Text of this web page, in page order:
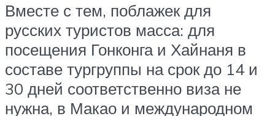
Вместе с тем, поблажек для
русских туристов масса: для
посещения Гонконга и Хайнаня в
составе тургруппы на срок до 14 и
30 дней соответственно виза не
нужна, в Макао и международном